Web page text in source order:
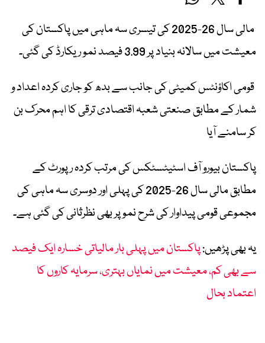
مالی سال 26-2025 کی تیسری سہ ماہی میں پاکستان کی
معیشت میں سالانہ بنیاد پر 3.99 فیصد نمو ریکارڈ کی گئی۔
قومی اکاؤنٹس کمیٹی کی جانب سے بدھ کو جاری کردہ اعداد و
شمار کے مطابق صنعتی شعبہ اقتصادی ترقی کا اہم محرک بن
کر سامنے آیا
پاکستان بیورو آف اسٹیٹسٹکس کی مرتب کردہ رپورٹ کے
مطابق مالی سال 26-2025 کی پہلی اور دوسری سہ ماہی کی
مجموعی قومی پیداوار کی شرح نمو پر بھی نظرثانی کی گئی ہے۔
یہ بھی پڑھیں:پاکستان میں پہلی بار مالیاتی خسارہ ایک فیصد
سے بھی کم، معیشت میں نمایاں بہتری، سرمایہ کاروں کا
اعتماد بحال